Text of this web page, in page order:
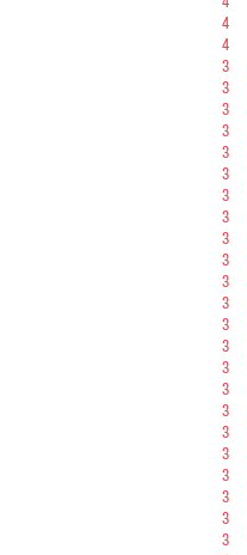
4
4
4
3
3
3
3
3
3
3
3
3
3
3
3
3
3
3
3
3
3
3
3
3
3
3